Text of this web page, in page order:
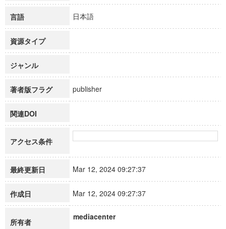
言語 日本語
資源タイプ
ジャンル
著者版フラグ publisher
関連DOI
アクセス条件
最終更新日 Mar 12, 2024 09:27:37
作成日 Mar 12, 2024 09:27:37
所有者
mediacenter